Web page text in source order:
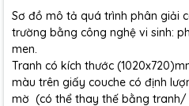
Sơ đồ mô tả quá trình phân giải
trường bằng công nghệ vi sinh:
men.
Tranh có kích thước
màu trên giấy couche có định
mờ (có thể thay thế bằng tranh/